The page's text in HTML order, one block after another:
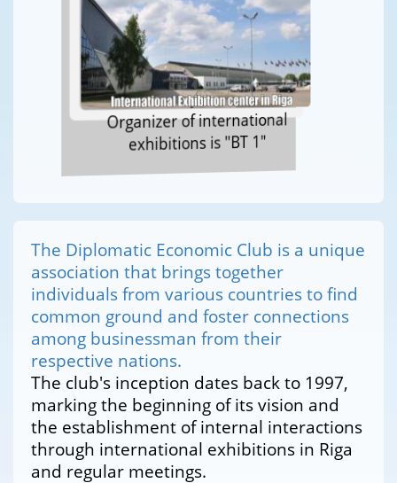
Organizer of international
exhibitions is "BT 1"
The Diplomatic Economic Club is a unique
association that brings together
individuals from various countries to find
common ground and foster connections
among businessman from their
respective nations.
The club's inception dates back to 1997,
marking the beginning of its vision and
the establishment of internal interactions
through international exhibitions in Riga
and regular meetings.